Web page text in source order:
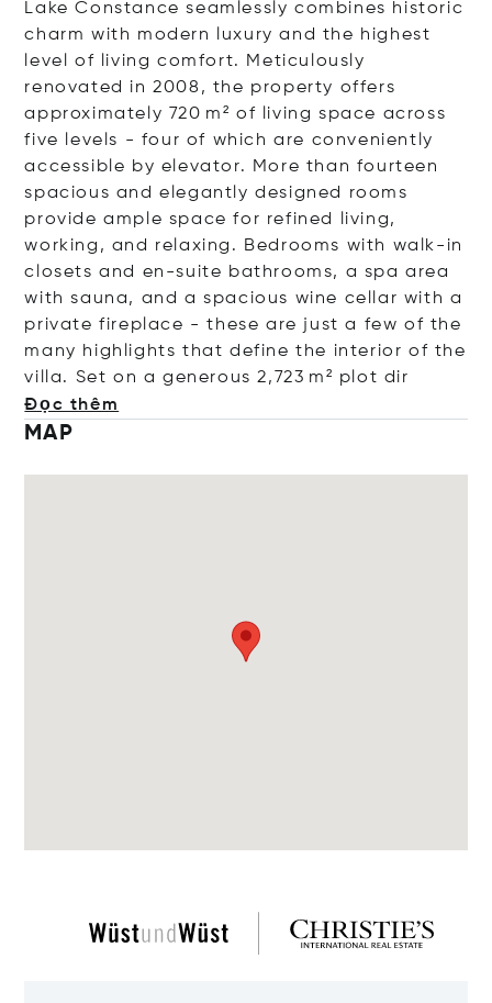
Lake Constance seamlessly combines historic
charm with modern luxury and the highest
level of living comfort. Meticulously
renovated in 2008, the property offers
approximately 720 m² of living space across
five levels - four of which are conveniently
accessible by elevator. More than fourteen
spacious and elegantly designed rooms
provide ample space for refined living,
working, and relaxing. Bedrooms with walk-in
closets and en-suite bathrooms, a spa area
with sauna, and a spacious wine cellar with a
private fireplace - these are just a few of the
many highlights that define the interior of the
villa. Set on a generous 2,723 m² plot dir
Đọc thêm
MAP